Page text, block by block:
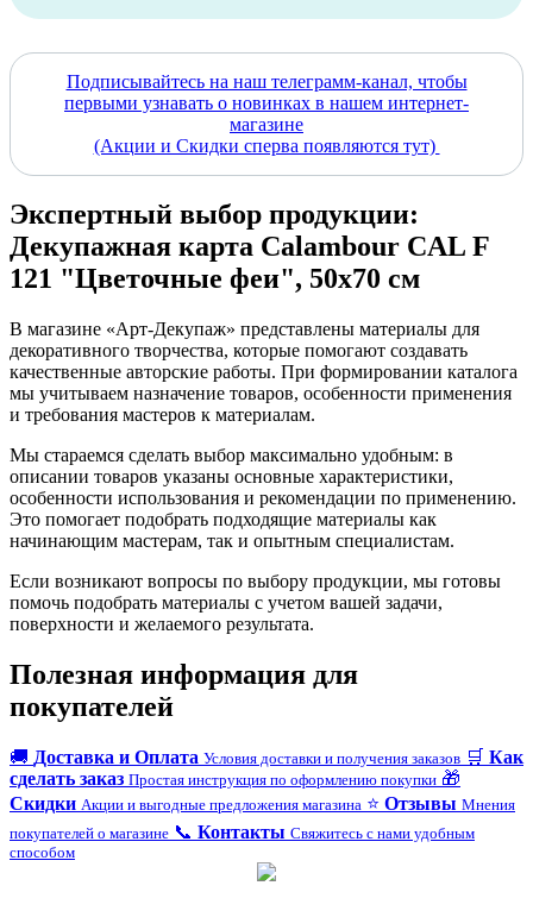
Подписывайтесь на наш телеграмм-канал, чтобы
первыми узнавать о новинках в нашем интернет-
магазине
(Акции и Скидки сперва появляются тут)
Экспертный выбор продукции:
Декупажная карта Calambour CAL F
121 "Цветочные феи", 50х70 см
В магазине «Арт-Декупаж» представлены материалы для
декоративного творчества, которые помогают создавать
качественные авторские работы. При формировании каталога
мы учитываем назначение товаров, особенности применения
и требования мастеров к материалам.
Мы стараемся сделать выбор максимально удобным: в
описании товаров указаны основные характеристики,
особенности использования и рекомендации по применению.
Это помогает подобрать подходящие материалы как
начинающим мастерам, так и опытным специалистам.
Если возникают вопросы по выбору продукции, мы готовы
помочь подобрать материалы с учетом вашей задачи,
поверхности и желаемого результата.
Полезная информация для
покупателей
🚚 Доставка и Оплата Условия доставки и получения заказов 🛒 Как
сделать заказ Простая инструкция по оформлению покупки 🎁
Скидки Акции и выгодные предложения магазина ⭐ Отзывы Мнения
покупателей о магазине 📞 Контакты Свяжитесь с нами удобным
способом